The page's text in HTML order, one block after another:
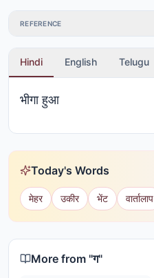
REFERENCE
Hindi English Telugu
भीगा हुआ
Today's Words
मेहर उकीर भेंट वार्तालाप
More from "ग"